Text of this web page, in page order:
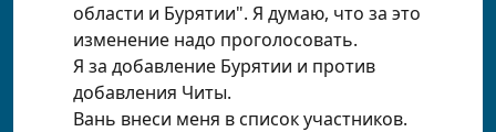
области и Бурятии". Я думаю, что за это
изменение надо проголосовать.
Я за добавление Бурятии и против
добавления Читы.
Вань внеси меня в список участников.